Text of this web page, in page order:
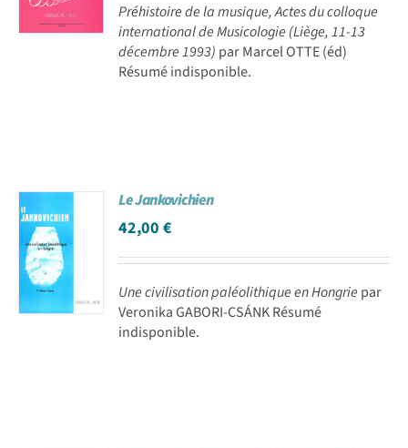
Préhistoire de la musique, Actes du colloque
international de Musicologie (Liège, 11-13
décembre 1993) par Marcel OTTE (éd)
Résumé indisponible.
Le Jankovichien
42,00€
Une civilisation paléolithique en Hongrie par
Veronika GABORI-CSÁNK Résumé
indisponible.